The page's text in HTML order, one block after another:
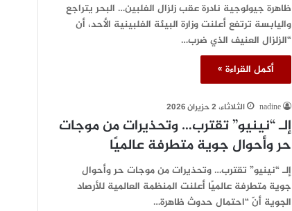
ظاهرة جيولوجية نادرة عقب زلزال الفلبين… البحر يتراجع
واليابسة ترتفع أعلنت وزارة البيئة الفلبينية الأحد، أن
“الزلزال العنيف الذي ضرب…
أكمل القراءة »
nadine الثلاثاء، 2 حزيران 2026
إلـ “نينيو” تقترب… وتحذيرات من موجات
حر وأحوال جوية متطرفة عالميًا
إلـ “نينيو” تقترب… وتحذيرات من موجات حر وأحوال
جوية متطرفة عالميًا أعلنت المنظمة العالمية للأرصاد
الجوية أنّ “احتمال حدوث ظاهرة…